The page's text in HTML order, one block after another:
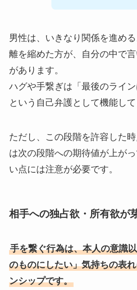
男性は、いきなり関係を進め
離を縮めた方が、自分の中で
があります。
ハグや手繋ぎは「最後のライン
という自己弁護として機能して
ただし、この段階を許容した
は次の段階への期待値が上が
い点には注意が必要です。
相手への独占欲・所有欲が
手を繋ぐ行為は、本人の意識
のものにしたい」気持ちの表
ンシップです。